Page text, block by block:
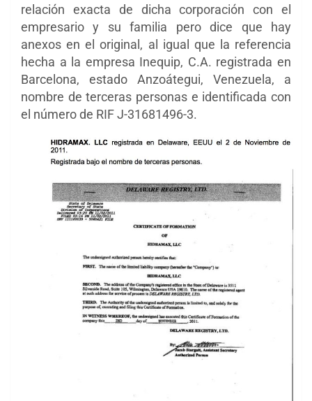
relación exacta de dicha corporación con el
empresario y su familia pero dice que hay
anexos en el original, al igual que la referencia
hecha a la empresa Inequip, C.A. registrada en
Barcelona, estado Anzoátegui, Venezuela, a
nombre de terceras personas e identificada con
el número de RIF J-31681496-3.